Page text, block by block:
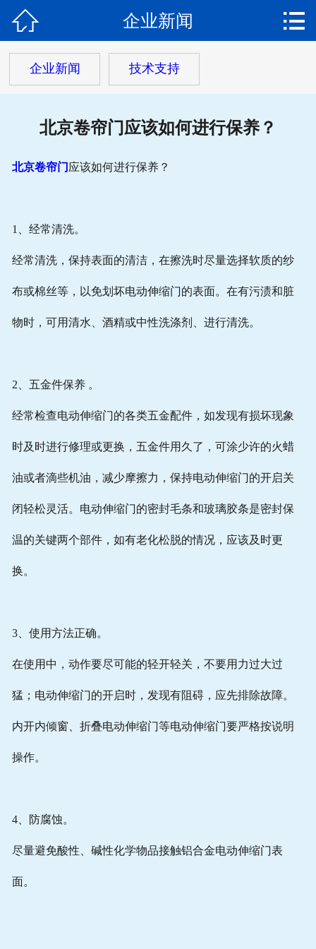
新闻动态
联系我们
 企业新闻 
企业新闻 技术支持
北京卷帘门应该如何进行保养？
北京卷帘门 应该如何进行保养？
1、经常清洗。
经常清洗，保持表面的清洁，在擦洗时尽量选择软质的纱
布或棉丝等，以免划坏电动伸缩门的表面。在有污渍和脏
物时，可用清水、酒精或中性洗涤剂、进行清洗。
2、五金件保养 。
经常检查电动伸缩门的各类五金配件，如发现有损坏现象
时及时进行修理或更换，五金件用久了，可涂少许的火蜡
油或者滴些机油，减少摩擦力，保持电动伸缩门的开启关
闭轻松灵活。电动伸缩门的密封毛条和玻璃胶条是密封保
温的关键两个部件，如有老化松脱的情况，应该及时更
换。
3、使用方法正确。
在使用中，动作要尽可能的轻开轻关，不要用力过大过
猛；电动伸缩门的开启时，发现有阻碍，应先排除故障。
内开内倾窗、折叠电动伸缩门等电动伸缩门要严格按说明
操作。
4、防腐蚀。
尽量避免酸性、碱性化学物品接触铝合金电动伸缩门表
面。